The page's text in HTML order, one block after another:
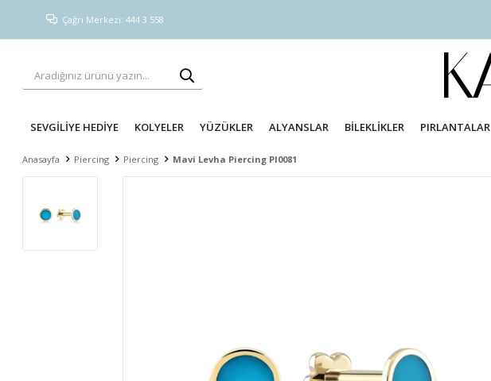
Çağrı Merkezi: 444 3 558
SEVGİLİYE HEDİYE KOLYELER YÜZÜKLER ALYANSLAR BİLEKLİKLER PIRLANTALAR
Anasayfa Piercing Piercing Mavi Levha Piercing PI0081